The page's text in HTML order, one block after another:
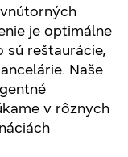
je optimálne
sú reštaurácie,
Naše
v rôznych